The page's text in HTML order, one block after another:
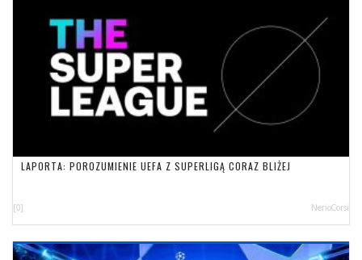
LAPORTA: POROZUMIENIE UEFA Z SUPERLIGĄ CORAZ BLIŻEJ
[0] NerioCorsi